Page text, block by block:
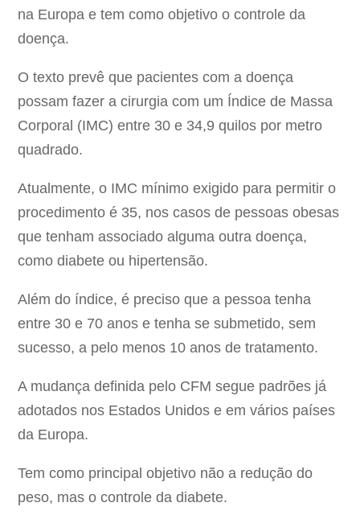
na Europa e tem como objetivo o controle da
doença.
O texto prevê que pacientes com a doença
possam fazer a cirurgia com um Índice de Massa
Corporal (IMC) entre 30 e 34,9 quilos por metro
quadrado.
Atualmente, o IMC mínimo exigido para permitir o
procedimento é 35, nos casos de pessoas obesas
que tenham associado alguma outra doença,
como diabete ou hipertensão.
Além do índice, é preciso que a pessoa tenha
entre 30 e 70 anos e tenha se submetido, sem
sucesso, a pelo menos 10 anos de tratamento.
A mudança definida pelo CFM segue padrões já
adotados nos Estados Unidos e em vários países
da Europa.
Tem como principal objetivo não a redução do
peso, mas o controle da diabete.